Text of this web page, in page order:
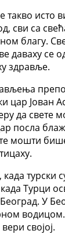
исто
сви са
благу.
даваху се
здравље.
цар Јован
да свете
посла
мошти
турски
када Турци
У
својој.